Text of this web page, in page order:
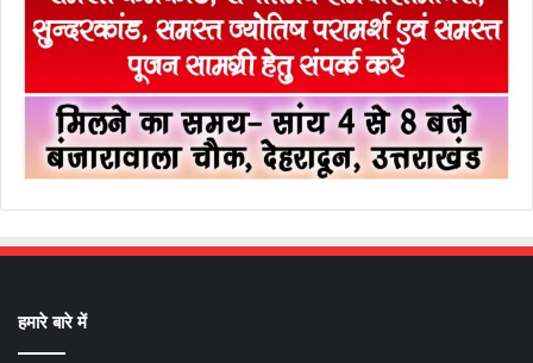
हमारे बारे में